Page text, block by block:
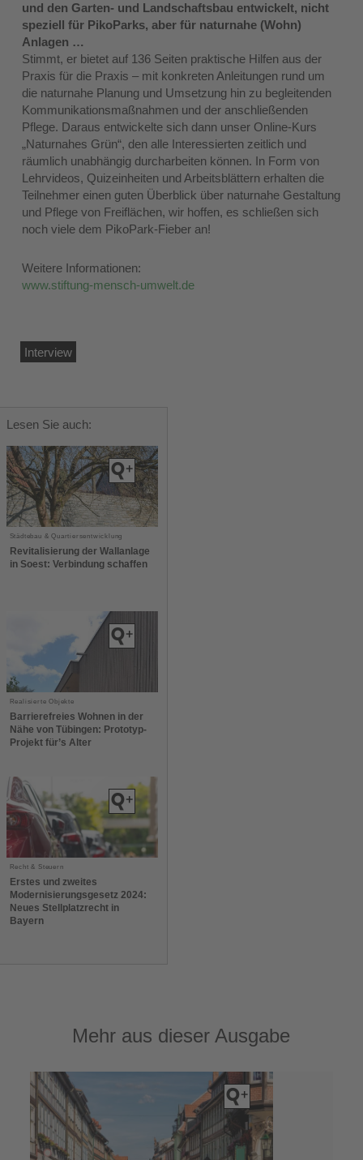
und den Garten- und Landschaftsbau entwickelt, nicht
speziell für PikoParks, aber für naturnahe (Wohn)
Anlagen …
Stimmt, er bietet auf 136 Seiten praktische Hilfen aus der
Praxis für die Praxis – mit konkreten Anleitungen rund um
die naturnahe Planung und Umsetzung hin zu begleitenden
Kommunikationsmaßnahmen und der anschließenden
Pflege. Daraus entwickelte sich dann unser Online-Kurs
„Naturnahes Grün“, den alle Interessierten zeitlich und
räumlich unabhängig durcharbeiten können. In Form von
Lehrvideos, Quizeinheiten und Arbeitsblättern erhalten die
Teilnehmer einen guten Überblick über naturnahe Gestaltung
und Pflege von Freiflächen, wir hoffen, es schließen sich
noch viele dem PikoPark-Fieber an!
Weitere Informationen:
www.stiftung-mensch-umwelt.de
Interview
Lesen Sie auch:
Städtebau & Quartiersentwicklung
Revitalisierung der Wallanlage
in Soest: Verbindung schaffen
Realisierte Objekte
Barrierefreies Wohnen in der
Nähe von Tübingen: Prototyp-
Projekt für’s Alter
Recht & Steuern
Erstes und zweites
Modernisierungsgesetz 2024:
Neues Stellplatzrecht in
Bayern
Mehr aus dieser Ausgabe